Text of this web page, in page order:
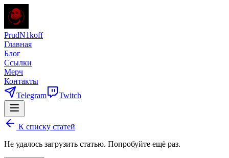
PrudN1koff
Главная
Блог
Ссылки
Мерч
Контакты
Telegram
Twitch
К списку статей
Не удалось загрузить статью. Попробуйте ещё раз.